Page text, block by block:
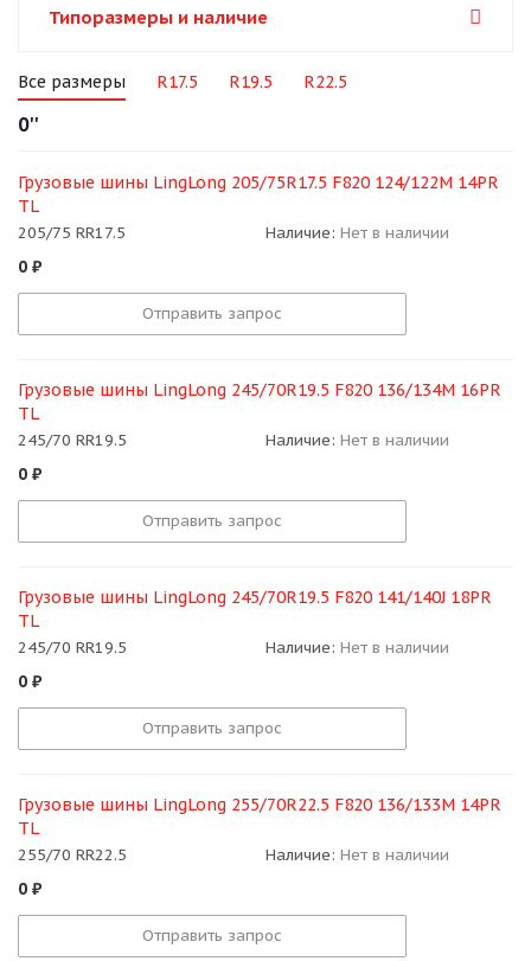
Типоразмеры и наличие
Все размеры R17.5 R19.5 R22.5
0''
Грузовые шины LingLong 205/75R17.5 F820 124/122M 14PR
TL
205/75 RR17.5 Наличие: Нет в наличии
0 ₽
Отправить запрос
Грузовые шины LingLong 245/70R19.5 F820 136/134M 16PR
TL
245/70 RR19.5 Наличие: Нет в наличии
0 ₽
Отправить запрос
Грузовые шины LingLong 245/70R19.5 F820 141/140J 18PR
TL
245/70 RR19.5 Наличие: Нет в наличии
0 ₽
Отправить запрос
Грузовые шины LingLong 255/70R22.5 F820 136/133M 14PR
TL
255/70 RR22.5 Наличие: Нет в наличии
0 ₽
Отправить запрос